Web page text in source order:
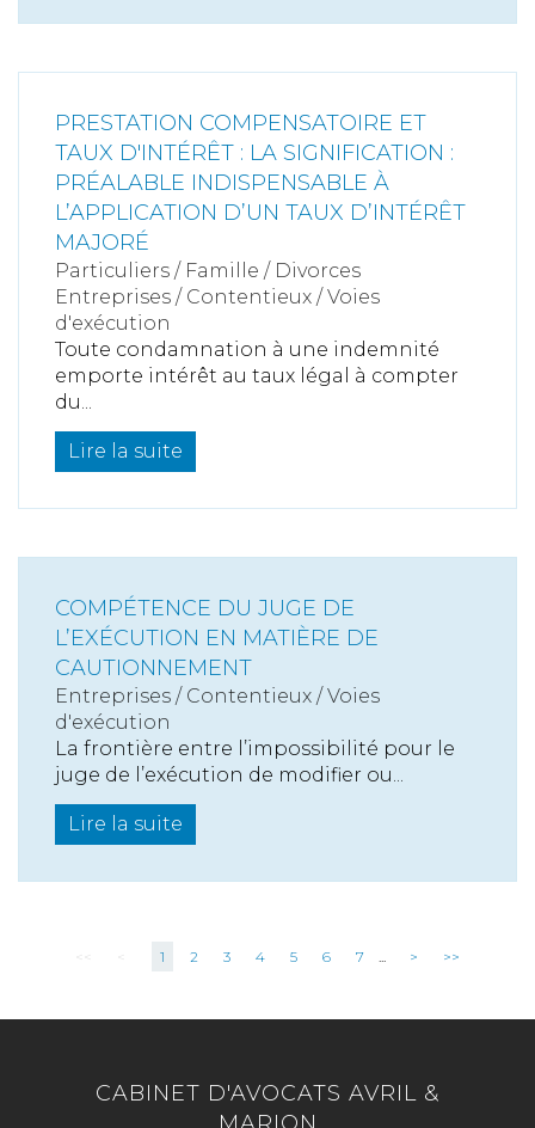
PRESTATION COMPENSATOIRE ET
TAUX D'INTÉRÊT : LA SIGNIFICATION :
PRÉALABLE INDISPENSABLE À
L’APPLICATION D’UN TAUX D’INTÉRÊT
MAJORÉ
Particuliers / Famille / Divorces
Entreprises / Contentieux / Voies
d'exécution
Toute condamnation à une indemnité
emporte intérêt au taux légal à compter
du...
Lire la suite
COMPÉTENCE DU JUGE DE
L’EXÉCUTION EN MATIÈRE DE
CAUTIONNEMENT
Entreprises / Contentieux / Voies
d'exécution
La frontière entre l’impossibilité pour le
juge de l’exécution de modifier ou...
Lire la suite
1 2 3 4 5 6 7 ... > >>
CABINET D'AVOCATS AVRIL &